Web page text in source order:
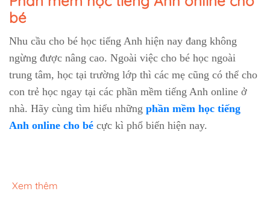
bé
Nhu cầu cho bé học tiếng Anh hiện nay đang không
ngừng được nâng cao. Ngoài việc cho bé học ngoài
trung tâm, học tại trường lớp thì các mẹ cũng có thể cho
con trẻ học ngay tại các phần mềm tiếng Anh online ở
nhà. Hãy cùng tìm hiểu những phần mềm học tiếng
Anh online cho bé cực kì phổ biến hiện nay.
Xem thêm